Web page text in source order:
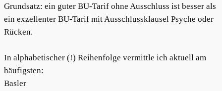
Grundsatz: ein guter BU-Tarif ohne Ausschluss ist besser als
ein exzellenter BU-Tarif mit Ausschlussklausel Psyche oder
Rücken.
In alphabetischer (!) Reihenfolge vermittle ich aktuell am
häufigsten:
Basler